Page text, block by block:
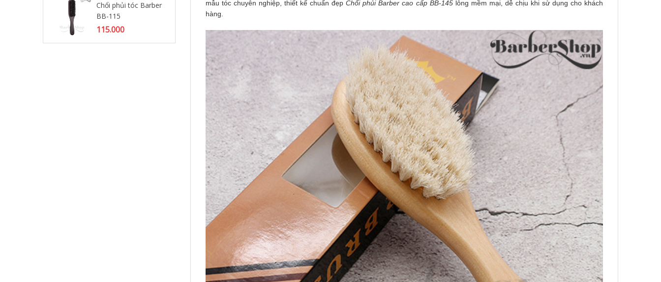
Chổi phủi tóc Barber
BB-115
115.000
Chổi phủi Barber siêu
165.000
mẫu tóc chuyên nghiệp, thiết kế chuẩn đẹpChổi phủi Barber cao cấp BB-145lông mềm mại, dễ chịu khi sử dụng cho khách
hàng.